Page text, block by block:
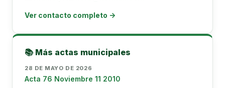
Ver contacto completo →
📚 Más actas municipales
28 DE MAYO DE 2026
Acta 76 Noviembre 11 2010